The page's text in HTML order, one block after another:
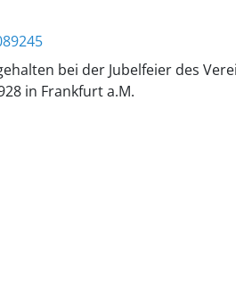
bei der Jubelfeier des
in Frankfurt a.M.